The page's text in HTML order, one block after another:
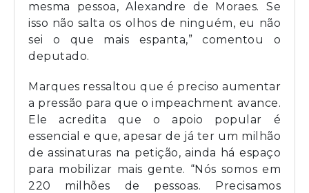
mesma pessoa, Alexandre de Moraes. Se
isso não salta os olhos de ninguém, eu não
sei o que mais espanta,” comentou o
deputado.
Marques ressaltou que é preciso aumentar
a pressão para que o impeachment avance.
Ele acredita que o apoio popular é
essencial e que, apesar de já ter um milhão
de assinaturas na petição, ainda há espaço
para mobilizar mais gente. “Nós somos em
220 milhões de pessoas. Precisamos